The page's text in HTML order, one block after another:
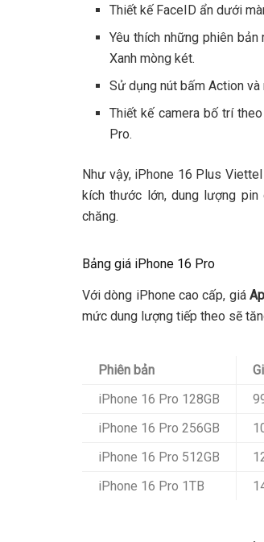
Thiết kế FaceID ẩn dưới
Yêu thích những phiên
Xanh mòng két.
Sử dụng nút bấm Action và
Thiết kế camera bố trí
Pro.
Như vậy, iPhone 16 Plus Viettel
kích thước lớn, dung lượng
chăng.
Bảng giá iPhone 16 Pro
Với dòng iPhone cao cấp, giá
mức dung lượng tiếp theo sẽ
Phiên bản
iPhone 16 Pro 128GB
iPhone 16 Pro 256GB
iPhone 16 Pro 512GB
iPhone 16 Pro 1TB